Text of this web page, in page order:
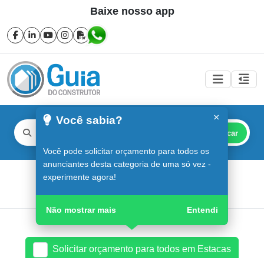
Baixe nosso app
Buscar
Estacas em Sorocaba
Guia do Construtor Guia Digital Estacas
Solicitar orçamento para todos em Estacas
×
Você sabia?
Você pode solicitar orçamento para todos os
anunciantes desta categoria de uma só vez -
experimente agora!
Não mostrar mais Entendi